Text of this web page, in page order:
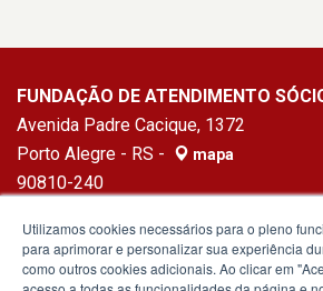
FUNDAÇÃO DE ATENDIMENTO
Avenida Padre Cacique, 1372
Porto Alegre - RS -
mapa
90810-240
Utilizamos cookies necessários para o pleno
para aprimorar e personalizar sua experiência
como outros cookies adicionais. Ao clicar em